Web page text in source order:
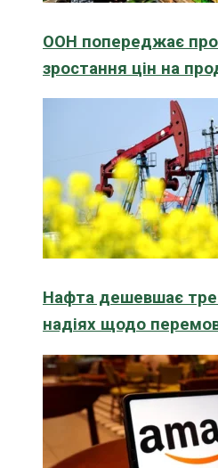
ООН попереджає
зростання цін на
Нафта дешевшає
надіях щодо